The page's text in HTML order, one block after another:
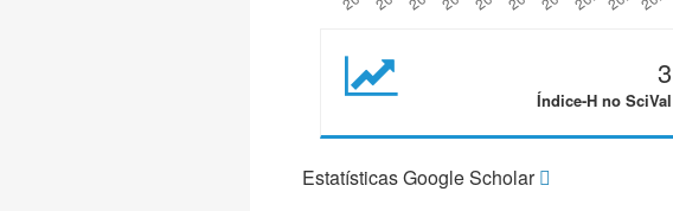
3
Índice-H no SciVal
Estatísticas Google Scholar